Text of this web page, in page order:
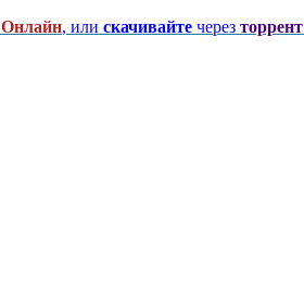
Онлайн, или скачивайте через торрент